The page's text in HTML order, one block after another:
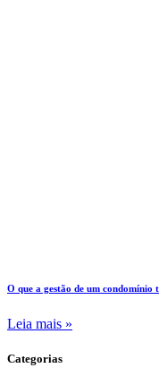
O que a gestão de um condomínio
Leia mais »
Categorias